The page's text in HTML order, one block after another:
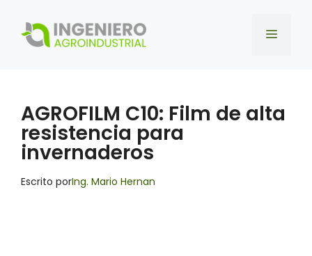
contenido
Menú
AGROFILM C10: Film de alta
resistencia para
invernaderos
Escrito porIng. Mario Hernan